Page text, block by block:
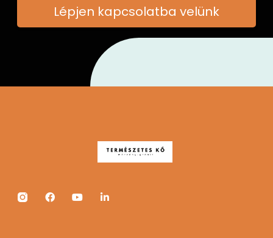
Lépjen kapcsolatba velünk